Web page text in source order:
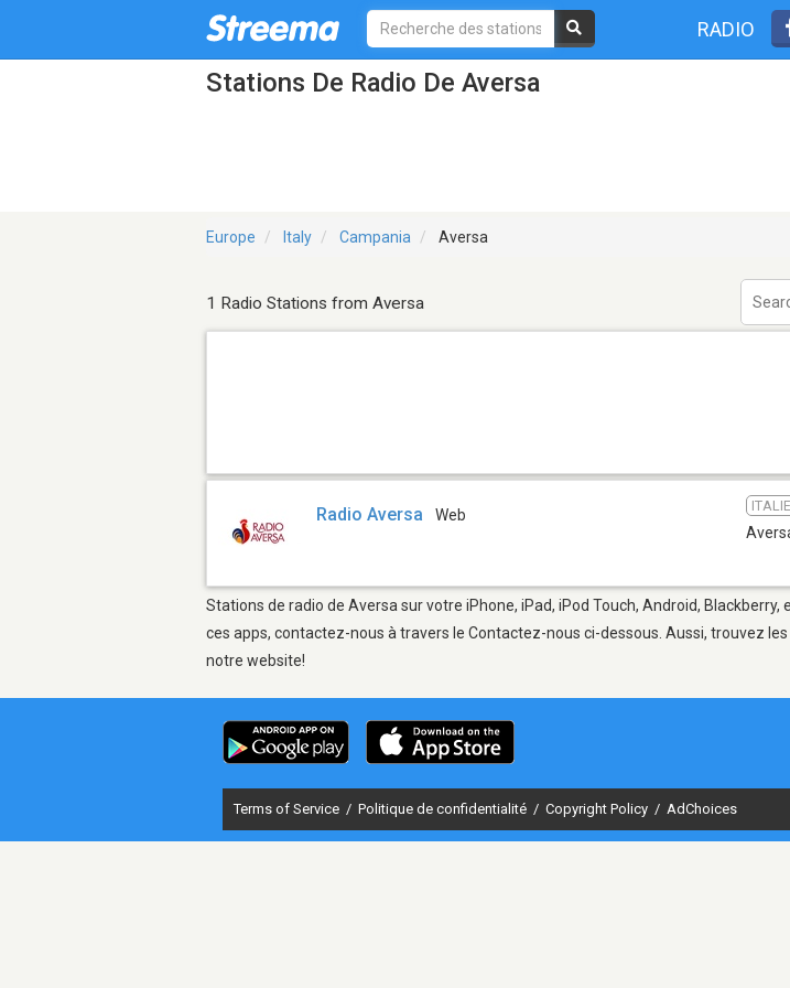
RADIO
Stations De Radio De Aversa
Europe Italy Campania Aversa
1 Radio Stations from Aversa
Radio Aversa Web
Stations de radio de Aversa sur votre iPhone, iPad, iPod Touch, Android,
ces apps, contactez-nous à travers le Contactez-nous ci-dessous. Aussi, trouvez
notre website!
Terms of Service / Politique de confidentialité / Copyright Policy / AdChoices